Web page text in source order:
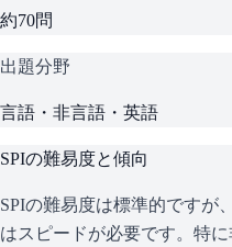
約70問
出題分野
言語・非言語・英語
SPIの難易度と傾向
SPIの難易度は標準的ですが
はスピードが必要です。特